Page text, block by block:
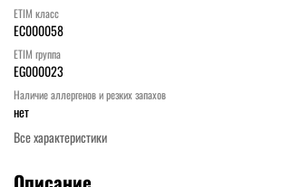
ETIM класс
EC000058
ETIM группа
EG000023
Наличие аллергенов и резких запахов
нет
Все характеристики